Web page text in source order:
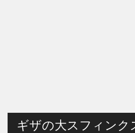
ギザの大スフィンク